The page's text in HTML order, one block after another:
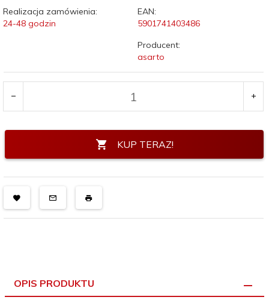
Realizacja zamówienia:
24-48 godzin
EAN:
5901741403486
Producent:
asarto
KUP TERAZ!
OPIS PRODUKTU